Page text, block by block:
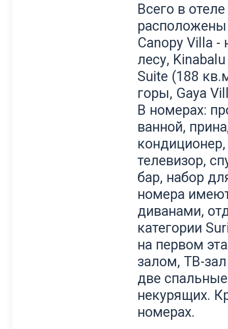
Всего в
Canopy Villa -
лесу,
Suite (188
горы, Gaya
В номерах:
ванной,
телевизор,
бар, набор
номера
диванами,
категории
на первом
залом, ТВ-
две
некурящих.
номерах.